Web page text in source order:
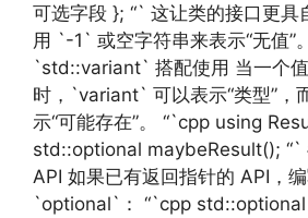
可选字段 }; “` 这让类的接口更具
用 `-1` 或空字符串来表示“无值
`std::variant` 搭配使用 当一个
时，`variant` 可以表示“类型”
示“可能存在”。 “`cpp using
std::optional maybeResult(); “`
API 如果已有返回指针的 API，
`optional`： “`cpp